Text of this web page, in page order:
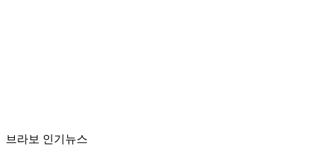
브라보 인기뉴스